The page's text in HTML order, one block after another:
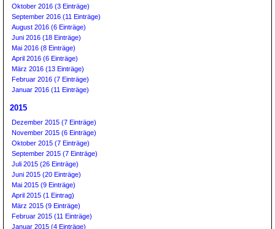
Oktober 2016 (3 Einträge)
September 2016 (11 Einträge)
August 2016 (6 Einträge)
Juni 2016 (18 Einträge)
Mai 2016 (8 Einträge)
April 2016 (6 Einträge)
März 2016 (13 Einträge)
Februar 2016 (7 Einträge)
Januar 2016 (11 Einträge)
2015
Dezember 2015 (7 Einträge)
November 2015 (6 Einträge)
Oktober 2015 (7 Einträge)
September 2015 (7 Einträge)
Juli 2015 (26 Einträge)
Juni 2015 (20 Einträge)
Mai 2015 (9 Einträge)
April 2015 (1 Eintrag)
März 2015 (9 Einträge)
Februar 2015 (11 Einträge)
Januar 2015 (4 Einträge)